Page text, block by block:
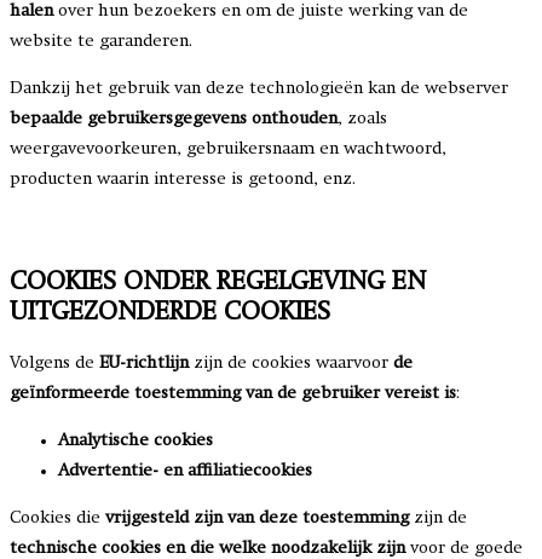
halen over hun bezoekers en om de juiste werking van de
website te garanderen.
Dankzij het gebruik van deze technologieën kan de webserver
bepaalde gebruikersgegevens onthouden, zoals
weergavevoorkeuren, gebruikersnaam en wachtwoord,
producten waarin interesse is getoond, enz.
COOKIES ONDER REGELGEVING EN
UITGEZONDERDE COOKIES
Volgens de EU-richtlijnzijn de cookies waarvoor de
geïnformeerde toestemming van de gebruiker vereist is:
Analytische cookies
Advertentie- en affiliatiecookies
Cookies die vrijgesteld zijn van deze toestemmingzijn de
technische cookies en die welke noodzakelijk zijnvoor de goede